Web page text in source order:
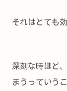
それはとても
深刻な時ほど
まうっていう